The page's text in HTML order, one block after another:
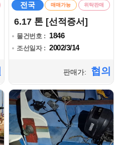
전국 매매가능 위탁판매
6.17 톤 [선적증서]
물건번호 : 1846
조선일자 : 2002/3/14
판매가: 협의